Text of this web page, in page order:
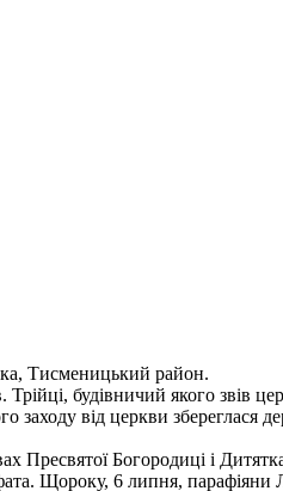
Тисменицький район.
будівничий якого звів
від церкви збереглася
Богородиці і Дитятка
Щороку, 6 липня, парафіяни